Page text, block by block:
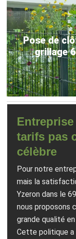
Pose de
grillage
tarifs pas
célèbre
Pour notre
mais la
Yzeron dans le
nous proposons
grande qualité
Cette politique a